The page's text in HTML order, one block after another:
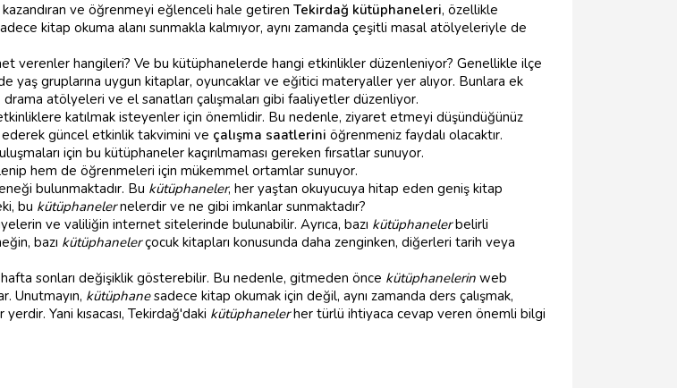
kazandıran ve öğrenmeyi eğlenceli hale getiren Tekirdağ kütüphaneleri, özellikle
kitap okuma alanı sunmakla kalmıyor, aynı zamanda çeşitli masal atölyeleriyle de
verenler hangileri? Ve bu kütüphanelerde hangi etkinlikler düzenleniyor? Genellikle ilçe
gruplarına uygun kitaplar, oyuncaklar ve eğitici materyaller yer alıyor. Bunlara ek
atölyeleri ve el sanatları çalışmaları gibi faaliyetler düzenliyor.
katılmak isteyenler için önemlidir. Bu nedenle, ziyaret etmeyi düşündüğünüz
güncel etkinlik takvimini ve çalışma saatlerini öğrenmeniz faydalı olacaktır.
için bu kütüphaneler kaçırılmaması gereken fırsatlar sunuyor.
hem de öğrenmeleri için mükemmel ortamlar sunuyor.
bulunmaktadır. Bu kütüphaneler, her yaştan okuyucuya hitap eden geniş kitap
bu kütüphanelernelerdir ve ne gibi imkanlar sunmaktadır?
ve valiliğin internet sitelerinde bulunabilir. Ayrıca, bazı kütüphanelerbelirli
bazı kütüphanelerçocuk kitapları konusunda daha zenginken, diğerleri tarih veya
sonları değişiklik gösterebilir. Bu nedenle, gitmeden önce kütüphanelerin web
Unutmayın, kütüphanesadece kitap okumak için değil, aynı zamanda ders çalışmak,
Yani kısacası, Tekirdağ'daki kütüphanelerher türlü ihtiyaca cevap veren önemli bilgi